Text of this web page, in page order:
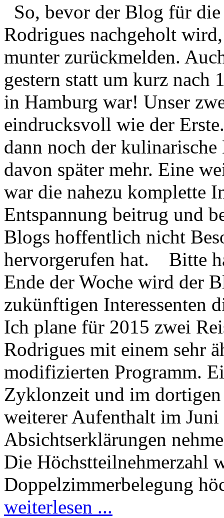
So, bevor der Blog für die
Rodrigues nachgeholt
munter zurückmelden.
gestern statt um kurz nach
in Hamburg war! Unser
eindrucksvoll wie der
dann noch der kulinarische
davon später mehr. Eine
war die nahezu komplette
Entspannung beitrug und
Blogs hoffentlich nicht
hervorgerufen hat. Bitte
Ende der Woche wird der
zukünftigen Interessenten
Ich plane für 2015 zwei
Rodrigues mit einem sehr
modifizierten Programm.
Zyklonzeit und im
weiterer Aufenthalt im
Absichtserklärungen
Die Höchstteilnehmerzahl
Doppelzimmerbelegung
weiterlesen ...